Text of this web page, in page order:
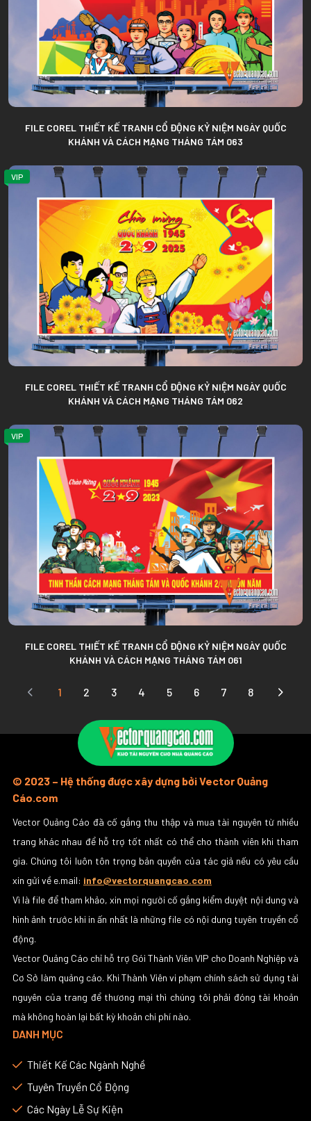
FILE COREL THIẾT KẾ TRANH CỔ ĐỘNG KỶ NIỆM NGÀY QUỐC
KHÁNH VÀ CÁCH MẠNG THÁNG TÁM 063
VIP
FILE COREL THIẾT KẾ TRANH CỔ ĐỘNG KỶ NIỆM NGÀY QUỐC
KHÁNH VÀ CÁCH MẠNG THÁNG TÁM 062
VIP
FILE COREL THIẾT KẾ TRANH CỔ ĐỘNG KỶ NIỆM NGÀY QUỐC
KHÁNH VÀ CÁCH MẠNG THÁNG TÁM 061
1 2 3 4 5 6 7 8
© 2023 – Hệ thống được xây dựng bởi Vector Quảng
Cáo.com
Vector Quảng Cáo đã cố gắng thu thập và mua tài nguyên từ nhiều
trang khác nhau để hỗ trợ tốt nhất có thể cho thành viên khi tham
gia. Chúng tôi luôn tôn trọng bản quyền của tác giả nếu có yêu cầu
xin gửi về e.mail: info@vectorquangcao.com
Vì là file để tham khảo, xin mọi người cố gắng kiểm duyệt nội dung và
hình ảnh trước khi in ấn nhất là những file có nội dung tuyên truyền cổ
động.
Vector Quảng Cáo chỉ hỗ trợ Gói Thành Viên VIP cho Doanh Nghiệp và
Cơ Sở làm quảng cáo. Khi Thành Viên vi phạm chính sách sử dụng tài
nguyên của trang để thương mại thì chúng tôi phải đóng tài khoản
mà không hoàn lại bất kỳ khoản chi phí nào.
DANH MỤC
Thiết Kế Các Ngành Nghề
Tuyên Truyền Cổ Động
Các Ngày Lễ Sự Kiện